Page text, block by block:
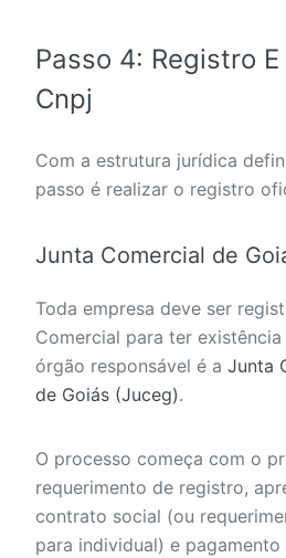
Passo 4: Registro
Cnpj
Com a estrutura jurídica
passo é realizar o registro
Junta Comercial de
Toda empresa deve ser
Comercial para ter existência
órgão responsável é a Junta
de Goiás (Juceg).
O processo começa com o
requerimento de registro,
contrato social (ou
para individual) e pagamento